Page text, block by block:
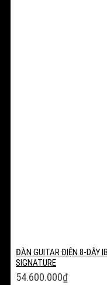
ĐÀN GUITAR ĐIỆN 8-DÂY
SIGNATURE
54.600.000₫